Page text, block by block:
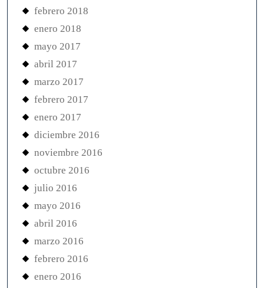
febrero 2018
enero 2018
mayo 2017
abril 2017
marzo 2017
febrero 2017
enero 2017
diciembre 2016
noviembre 2016
octubre 2016
julio 2016
mayo 2016
abril 2016
marzo 2016
febrero 2016
enero 2016